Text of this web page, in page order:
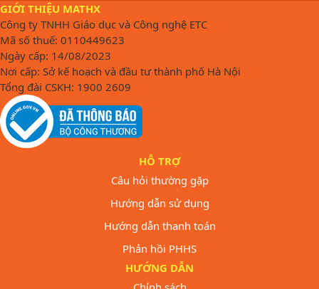
GIỚI THIỆU MATHX
Công ty TNHH Giáo dục và Công nghệ ETC
Mã số thuế: 0110449623
Ngày cấp: 14/08/2023
Nơi cấp: Sở kế hoạch và đầu tư thành phố Hà Nội
Tổng đài CSKH: 1900 2609
HỖ TRỢ
Câu hỏi thường gặp
Hướng dẫn sử dụng
Hướng dẫn thanh toán
Phản hồi PHHS
HƯỚNG DẪN